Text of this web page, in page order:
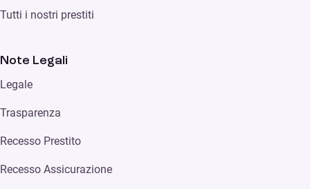
Tutti i nostri prestiti
Note Legali
Legale
Trasparenza
Recesso Prestito
Recesso Assicurazione